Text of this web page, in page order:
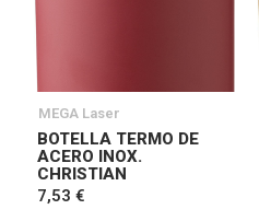
MEGA Laser
BOTELLA TERMO DE
ACERO INOX.
CHRISTIAN
7,53 €